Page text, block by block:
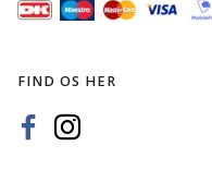
FIND OS HER